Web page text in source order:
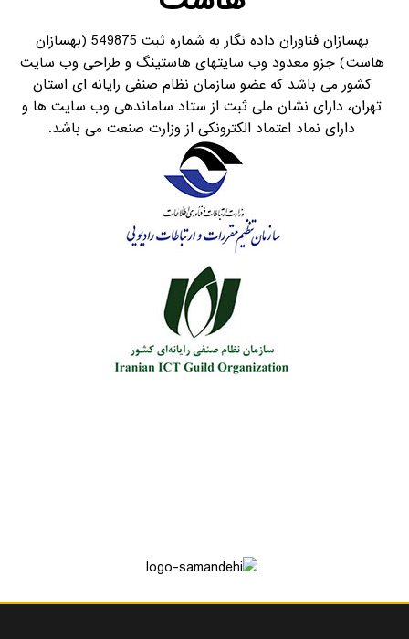
بهسازان فناوران داده نگار به شماره ثبت 549875 (بهسازان
هاست) جزو معدود وب سایتهای هاستینگ و طراحی وب سایت
کشور می باشد که عضو سازمان نظام صنفی رایانه ای استان
تهران، دارای نشان ملی ثبت از ستاد ساماندهی وب سایت ها و
دارای نماد اعتماد الکترونکی از وزارت صنعت می باشد.